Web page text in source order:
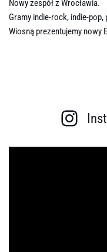
Nowy zespół z Wrocławia.
Gramy indie-rock, indie-pop,
Wiosną prezentujemy nowy